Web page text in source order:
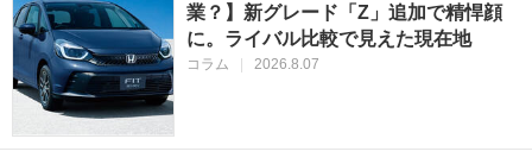
業？】新グレード「Z」追加で精悍顔
に。ライバル比較で見えた現在地
コラム | 2026.8.07